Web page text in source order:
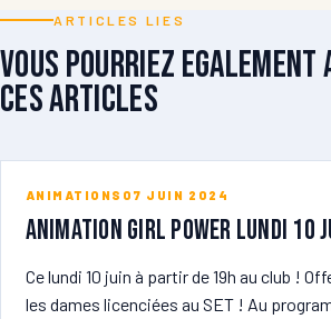
ARTICLES LIES
Vous pourriez egalement
ces articles
ANIMATIONS 07 JUIN 2024
ANIMATION GIRL POWER lundi 10
Ce lundi 10 juin à partir de 19h au club !
les dames licenciées au SET ! Au